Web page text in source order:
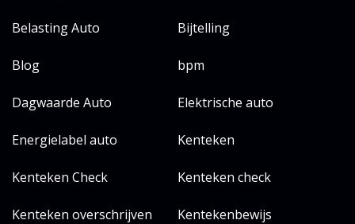
Belasting Auto Bijtelling
Blog bpm
Dagwaarde Auto Elektrische auto
Energielabel auto Kenteken
Kenteken Check Kenteken check
Kenteken overschrijven Kentekenbewijs